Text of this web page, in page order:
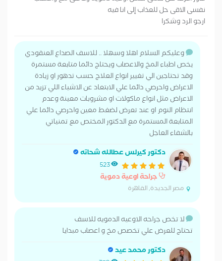
نفسى الاقى حل للعذاب إلى انا فيه
ارجو الرد وشكرا
وعليكم السلام اهلا وسهلا .. للاسف الصداع العنقودي
يخص اطباء المخ والاعصاب ويحتاج دائما متابعة مستمرة
وقد تحتاجين الي تغيير انواع العلاج حسب تدهور او زيادة
الاعراض واحرصي دائما علي الابتعاد عن الاشياء اللي تزيد من
الاعراض مثل انواع ماكولات او مشروبات معينة وعدم
انتظام النوم او عند تعرض لضغط معين واحرصي دائما علي
المتابعة المستمرة مع الدكتور المختص مع تمنياتي
بالشفاء العاجل
دكتور كيرلس عطالله شحاته
523
جراحة اوعية دموية
مصر الجديدة, القاهرة
لا تخص جراحه الاوعيه الدمويه للاسف
تحتاج للعرض علي تخصص مخ و اعصاب مبدايا
دكتور محمد عيد